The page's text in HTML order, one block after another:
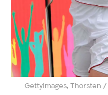
/
GettyImages, Thorsten